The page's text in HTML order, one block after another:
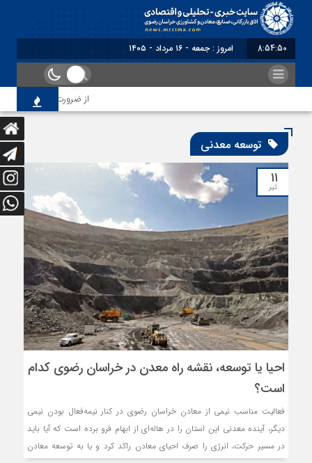
8:54:50 امروز : جمعه - ۱۶ مرداد - ۱۴۰۵
از ضرورت اصلاح
توسعه معدنی
۱۱
تیر
احیا یا توسعه، نقشه راه معدن در خراسان رضوی کدام
است؟
فعالیت مناسب نیمی از معادن خراسان رضوی در کنار نیمه‌فعال بودن نیمی
دیگر، آینده معدنی این استان را در هاله‌ای از ابهام فرو برده است که آیا باید
در مسیر حرکت، انرژی را صرف احیای معادن راکد کرد و یا به توسعه معادن